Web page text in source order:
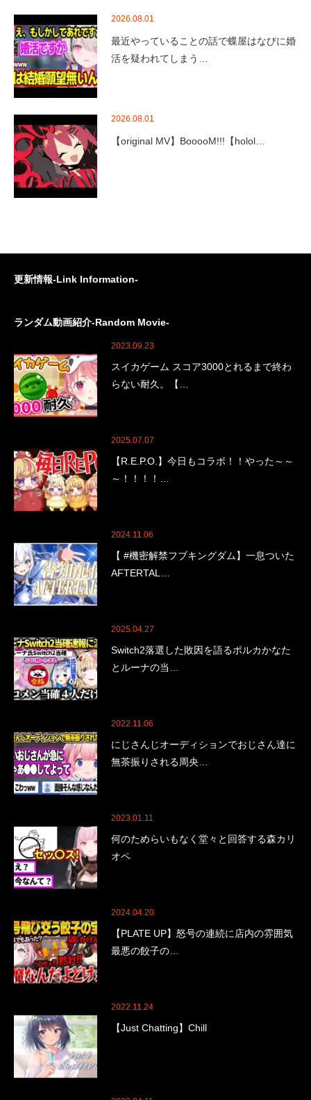
2026.08.01
最近やっていることの話で蝶屋はなびに婚
活を疑われてしまう…
2026.08.01
【original MV】BooooM!!!【holol…
更新情報-Link Information-
ランダム動画紹介-Random Movie-
2023.09.23
スイカゲーム スコア3000とれるまで終わ
らない耐久。【…
2025.07.07
【R.E.P.O.】今日もコラボ！！やった～～
～！！！！…
2024.11.06
【 #機密解禁フブキングダム】一息ついた
AFTERTAL…
2025.04.27
Switch2落選した敗因を語るポルカかなた
とルーナの当…
2022.11.06
にじさんじオーディションでおじさん達に
無茶振りされる周央…
2023.01.11
何のためらいもなく堂々と回答する森カリ
オペ
2024.04.20
【PLATE UP】怒号の連続に店内の雰囲気
最悪の餃子の…
2022.11.24
【Just Chatting】Chill